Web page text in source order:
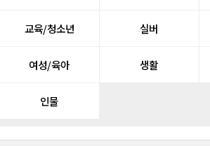
교육/청소년 실버
여성/육아 생활
인물